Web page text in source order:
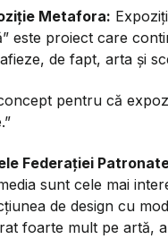
Metafora:
este proiect care
de fapt, arta și
pentru că
Federației
sunt cele mai
de design cu
foarte mult pe artă,